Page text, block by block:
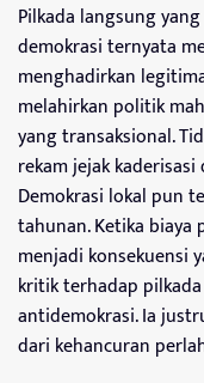
Pilkada langsung
demokrasi ternyata
menghadirkan
melahirkan politik
yang transaksional.
rekam jejak
Demokrasi lokal pun
tahunan. Ketika
menjadi konsekuensi
kritik terhadap
antidemokrasi. Ia
dari kehancuran